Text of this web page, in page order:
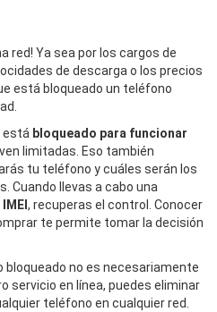
red! Ya sea por los cargos de
de descarga o los precios
está bloqueado un teléfono
está bloqueado para funcionar
limitadas. Eso también
tu teléfono y cuáles serán los
Cuando llevas a cabo una
, recuperas el control. Conocer
te permite tomar la decisión
bloqueado no es necesariamente
servicio en línea, puedes eliminar
teléfono en cualquier red.